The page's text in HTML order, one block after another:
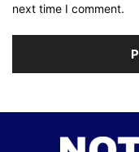
next time I comment.